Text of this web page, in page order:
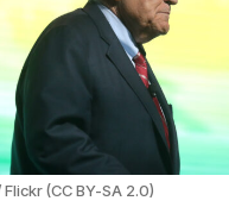
(CC BY-SA 2.0)